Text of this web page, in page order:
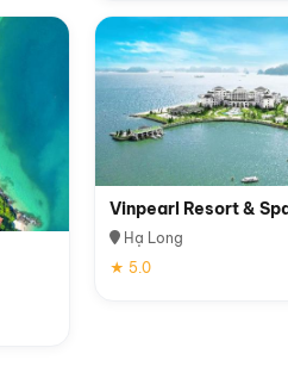
Vinpearl Resort &
Hạ Long
★ 5.0